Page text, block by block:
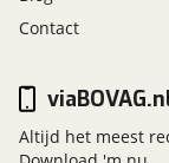
Contact
Altijd het meest